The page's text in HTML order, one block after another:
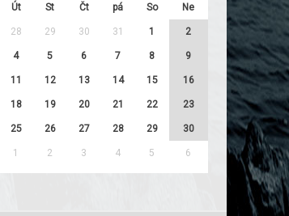
Út St Čt pá So Ne
28 29 30 31 1 2
4 5 6 7 8 9
11 12 13 14 15 16
18 19 20 21 22 23
25 26 27 28 29 30
1 2 3 4 5 6